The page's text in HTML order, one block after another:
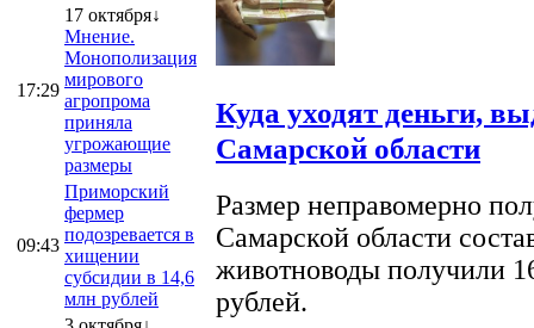
17:29
17 октября↓
Мнение.
Монополизация
мирового
агропрома
приняла
угрожающие
размеры
09:43
Приморский
фермер
подозревается в
хищении
субсидии в 14,6
млн рублей
Куда уходят деньги,
Самарской области
Размер неправомерно
Самарской области
животноводы получили
рублей.